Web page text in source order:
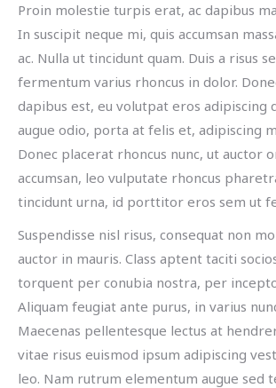
Proin molestie turpis erat, ac dapibus
In suscipit neque mi, quis accumsan
ac. Nulla ut tincidunt quam. Duis a risus
fermentum varius rhoncus in dolor.
dapibus est, eu volutpat eros adipiscing
augue odio, porta at felis et, adipiscing
Donec placerat rhoncus nunc, ut auctor
accumsan, leo vulputate rhoncus
tincidunt urna, id porttitor eros sem ut
Suspendisse nisl risus, consequat non
auctor in mauris. Class aptent taciti
torquent per conubia nostra, per
Aliquam feugiat ante purus, in varius
Maecenas pellentesque lectus at
vitae risus euismod ipsum adipiscing
leo. Nam rutrum elementum augue sed